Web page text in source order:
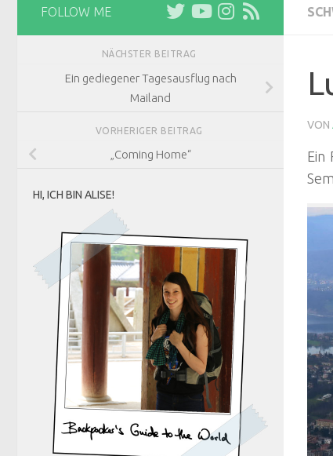
VON
Ein
FOLLOW ME
NÄCHSTER BEITRAG
Ein gediegener Tagesausflug nach
Mailand
VORHERIGER BEITRAG
„Coming Home“
HI, ICH BIN ALISE!